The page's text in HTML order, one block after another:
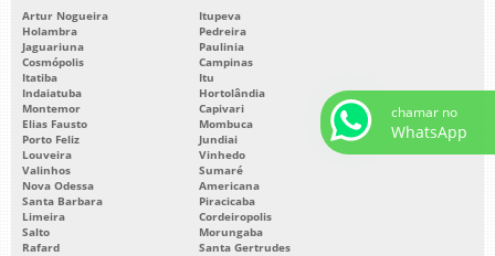
Artur Nogueira
Itupeva
Holambra
Pedreira
Jaguariuna
Paulinia
Cosmópolis
Campinas
Itatiba
Itu
Indaiatuba
Hortolândia
Montemor
Capivari
Elias Fausto
Mombuca
Porto Feliz
Jundiai
Louveira
Vinhedo
Valinhos
Sumaré
Nova Odessa
Americana
Santa Barbara
Piracicaba
Limeira
Cordeiropolis
Salto
Morungaba
Rafard
Santa Gertrudes
chamar no
WhatsApp